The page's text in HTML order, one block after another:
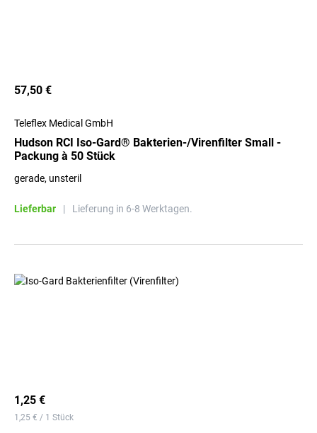
57,50 €
Teleflex Medical GmbH
Hudson RCI Iso-Gard® Bakterien-/Virenfilter Small -
Packung à 50 Stück
gerade, unsteril
Lieferbar | Lieferung in 6-8 Werktagen.
1,25 €
1,25 € / 1 Stück